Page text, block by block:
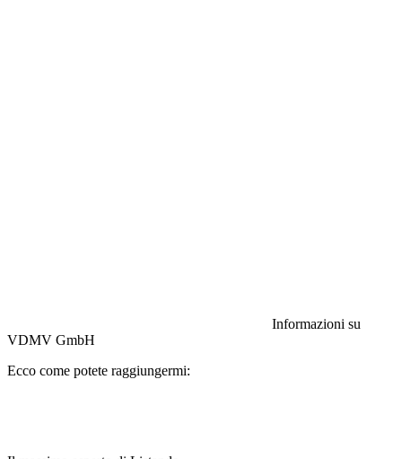
Informazioni su
VDMV GmbH
Ecco come potete raggiungermi: